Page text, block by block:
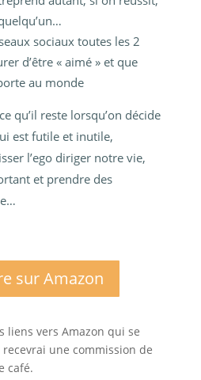
sociaux toutes les 2
d’être « aimé » et que
au monde
qu’il reste lorsqu’on décide
est futile et inutile,
l’ego diriger notre vie,
et prendre des
sur Amazon
liens vers Amazon qui se
une commission de
café.